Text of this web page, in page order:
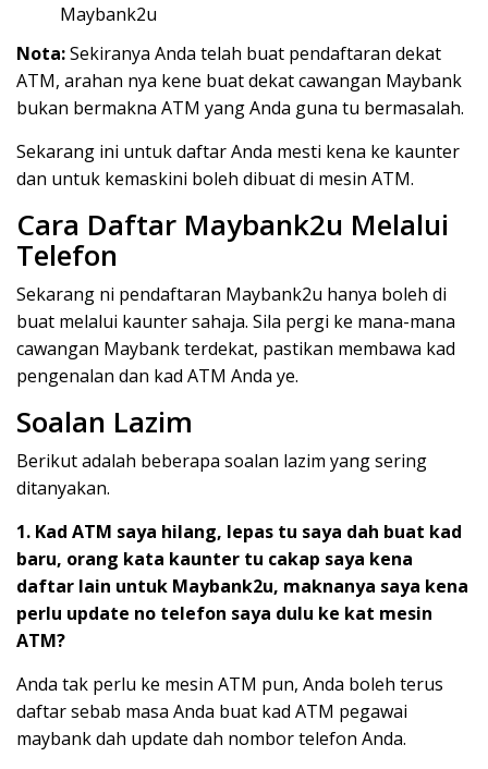
Maybank2u
Nota:Sekiranya Anda telah buat pendaftaran dekat
ATM, arahan nya kene buat dekat cawangan Maybank
bukan bermakna ATM yang Anda guna tu bermasalah.
Sekarang ini untuk daftar Anda mesti kena ke kaunter
dan untuk kemaskini boleh dibuat di mesin ATM.
Cara Daftar Maybank2u Melalui
Telefon
Sekarang ni pendaftaran Maybank2u hanya boleh di
buat melalui kaunter sahaja. Sila pergi ke mana-mana
cawangan Maybank terdekat, pastikan membawa kad
pengenalan dan kad ATM Anda ye.
Soalan Lazim
Berikut adalah beberapa soalan lazim yang sering
ditanyakan.
1. Kad ATM saya hilang, lepas tu saya dah buat kad
baru, orang kata kaunter tu cakap saya kena
daftar lain untuk Maybank2u, maknanya saya kena
perlu update no telefon saya dulu ke kat mesin
ATM?
Anda tak perlu ke mesin ATM pun, Anda boleh terus
daftar sebab masa Anda buat kad ATM pegawai
maybank dah update dah nombor telefon Anda.